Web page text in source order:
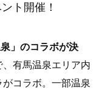
ト開催！
」のコラボが決
有馬温泉エリア内
コラボ。一部温泉